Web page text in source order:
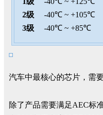
2级 -40℃ ~ +105℃
3级 -40℃ ~ +85℃
汽车中最核心的芯片，需
除了产品需要满足AEC标